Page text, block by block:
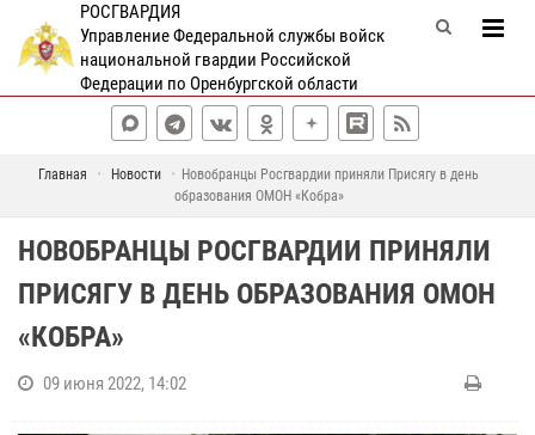
РОСГВАРДИЯ
Управление Федеральной службы войск
национальной гвардии Российской
Федерации по Оренбургской области
Главная Новости
Новобранцы Росгвардии приняли Присягу в день
образования ОМОН «Кобра»
НОВОБРАНЦЫ РОСГВАРДИИ ПРИНЯЛИ
ПРИСЯГУ В ДЕНЬ ОБРАЗОВАНИЯ ОМОН
«КОБРА»
09 июня 2022, 14:02